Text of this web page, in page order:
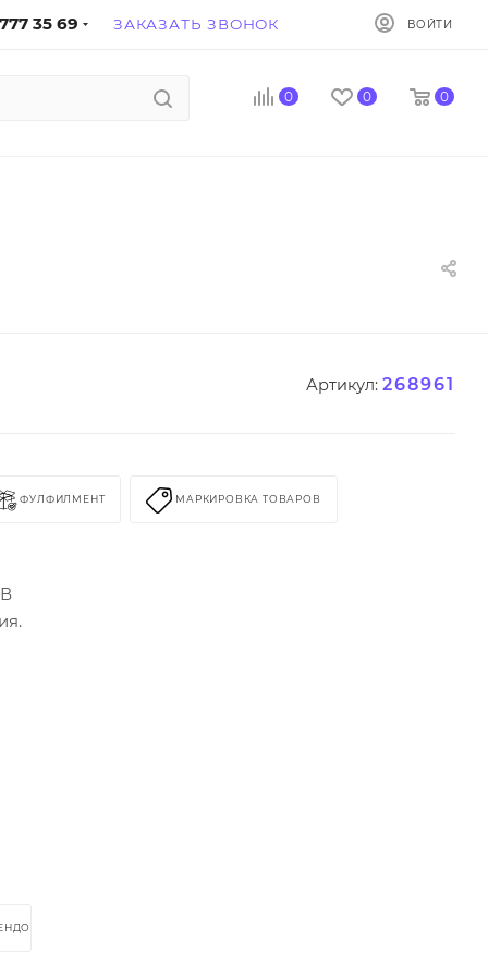
35 69 ЗАКАЗАТЬ ЗВОНОК ВОЙТИ
0 0 0
Артикул: 268961
ФУЛФИЛМЕНТ МАРКИРОВКА ТОВАРОВ